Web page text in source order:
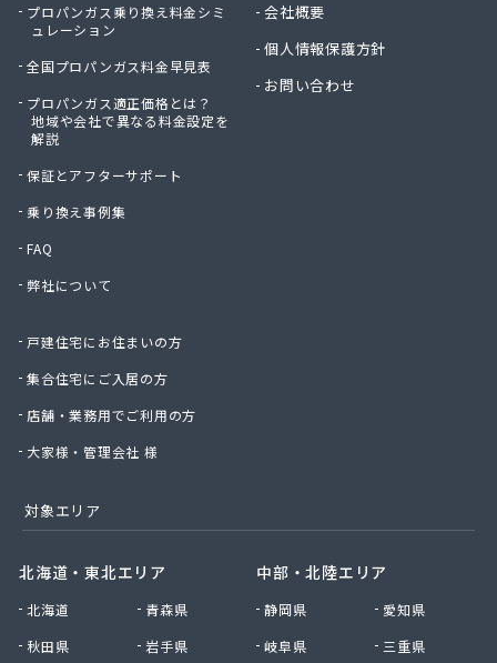
プロパンガス乗り換え料金シミ
ュレーション
全国プロパンガス料金早見表
プロパンガス適正価格とは？
地域や会社で異なる料金設定を
解説
保証とアフターサポート
乗り換え事例集
FAQ
弊社について
戸建住宅にお住まいの方
集合住宅にご入居の方
店舗・業務用でご利用の方
大家様・管理会社 様
会社概要
個人情報保護方針
お問い合わせ
対象エリア
北海道・東北エリア
北海道
青森県
秋田県
岩手県
中部・北陸エリア
静岡県
愛知県
岐阜県
三重県